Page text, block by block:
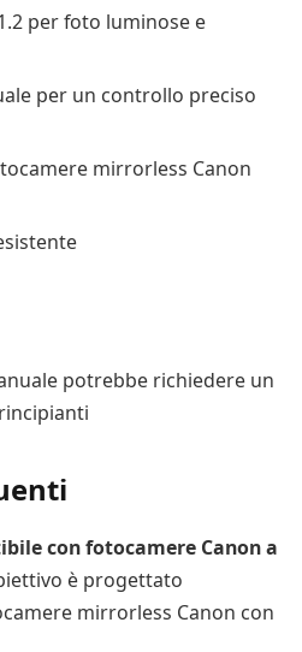
per foto luminose e
per un controllo preciso
mirrorless Canon
potrebbe richiedere un
con fotocamere Canon a
è progettato
mirrorless Canon con